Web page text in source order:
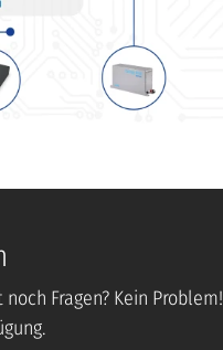
Fragen? Kein Problem!